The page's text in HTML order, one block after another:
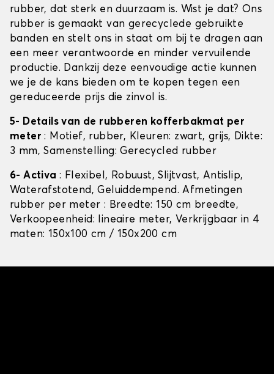
rubber, dat sterk en duurzaam is. Wist je dat? Ons
rubber is gemaakt van gerecyclede gebruikte
banden en stelt ons in staat om bij te dragen aan
een meer verantwoorde en minder vervuilende
productie. Dankzij deze eenvoudige actie kunnen
we je de kans bieden om te kopen tegen een
gereduceerde prijs die zinvol is.
5- Details van de rubberen kofferbakmat per
meter: Motief, rubber, Kleuren: zwart, grijs, Dikte:
3 mm, Samenstelling: Gerecycled rubber
6- Activa : Flexibel, Robuust, Slijtvast, Antislip,
Waterafstotend, Geluiddempend. Afmetingen
rubber per meter : Breedte: 150 cm breedte,
Verkoopeenheid: lineaire meter, Verkrijgbaar in 4
maten: 150x100 cm / 150x200 cm